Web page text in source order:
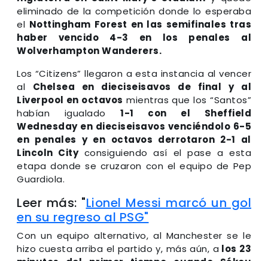
eliminado de la competición donde lo esperaba
el Nottingham Forest en las semifinales tras
haber vencido 4-3 en los penales al
Wolverhampton Wanderers.
Los “Citizens” llegaron a esta instancia al vencer
al Chelsea en dieciseisavos de final y al
Liverpool en octavos mientras que los “Santos”
habían igualado 1-1 con el Sheffield
Wednesday en dieciseisavos venciéndolo 6-5
en penales y en octavos derrotaron 2-1 al
Lincoln Cityconsiguiendo así el pase a esta
etapa donde se cruzaron con el equipo de Pep
Guardiola.
Leer más: "Lionel Messi marcó un gol
en su regreso al PSG"
Con un equipo alternativo, al Manchester se le
hizo cuesta arriba el partido y, más aún, a los 23